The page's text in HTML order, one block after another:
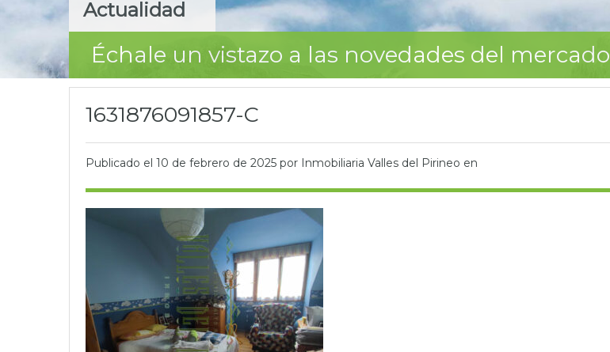
Actualidad
Échale un vistazo a las novedades del mercado
1631876091857-C
Publicado el 10 de febrero de 2025 por Inmobiliaria Valles del Pirineo en